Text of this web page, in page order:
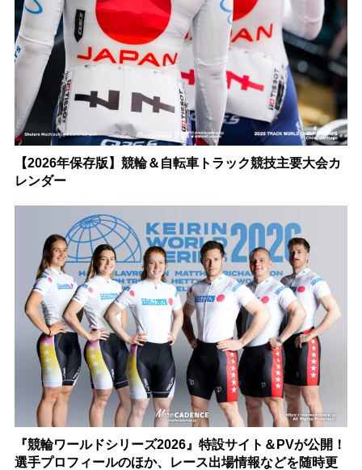
【2026年保存版】競輪＆自転車トラック競技主要大会カ
レンダー
『競輪ワールドシリーズ2026』特設サイト＆PVが公開！
選手プロフィールのほか、レース出場情報などを随時更